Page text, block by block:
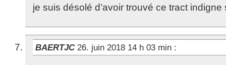
je suis désolé d’avoir trouvé ce tract
BAERTJC 26. juin 2018 14 h 03 min :